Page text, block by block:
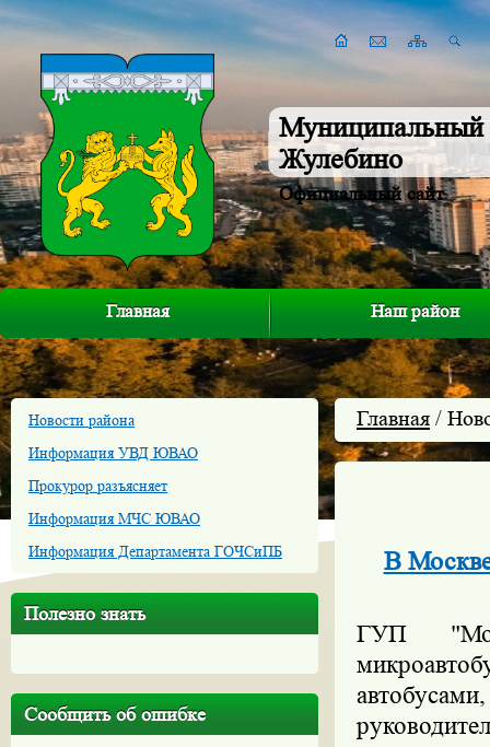
Муниципальный
Жулебино
Официальный сайт
Главная Наш район
Новости района
Информация УВД ЮВАО
Прокурор разъясняет
Информация МЧС ЮВАО
Информация Департамента ГОЧСиПБ
Полезно знать
Сообщить об ошибке
Главная /
В
ГУП